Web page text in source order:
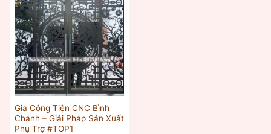
Gia Công Tiện CNC Bình
Chánh – Giải Pháp Sản Xuất
Phụ Trợ #TOP1